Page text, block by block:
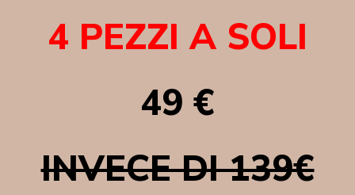
4 PEZZI A SOLI
49 €
INVECE DI 139€